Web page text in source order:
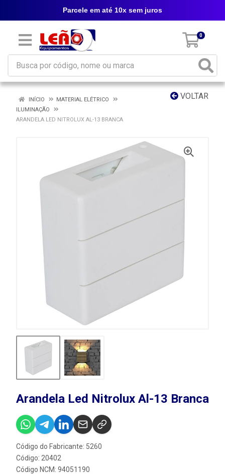
0
Parcele em até 10x sem juros
VOLTAR
INÍCIO
MATERIAL ELÉTRICO
ILUMINAÇÃO
ARANDELA LED NITROLUX AL-13 BRANCA
Arandela Led Nitrolux Al-13 Branca
Código do Fabricante: 5260
Código: 20402
Código NCM: 94051190